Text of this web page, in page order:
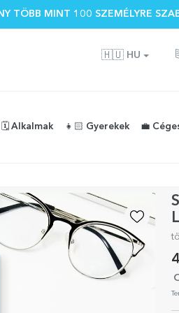
TÖBB MINT 100 SZEMÉLYRE
🇭🇺 HU
🗓️ Alkalmak 👧🏻 Gyerekek 💼